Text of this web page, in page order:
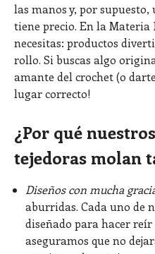
las manos y, por
tiene precio. En la Materia
necesitas: productos
rollo. Si buscas algo
amante del crochet (o
lugar correcto!
¿Por qué
tejedoras molan
Diseños con mucha
aburridas. Cada uno de
diseñado para hacer reír
aseguramos que no